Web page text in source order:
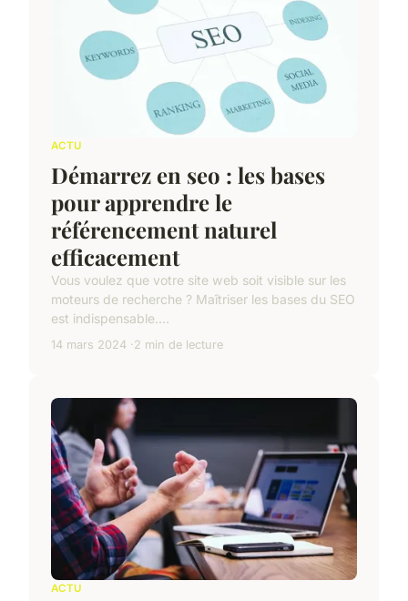
ACTU
Démarrez en seo : les bases
pour apprendre le
référencement naturel
efficacement
Vous voulez que votre site web soit visible sur les
moteurs de recherche ? Maîtriser les bases du SEO
est indispensable....
14 mars 2024 2 min de lecture
ACTU